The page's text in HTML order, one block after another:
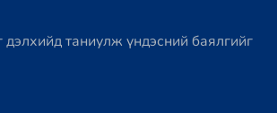
таниулж үндэсний баялгийг